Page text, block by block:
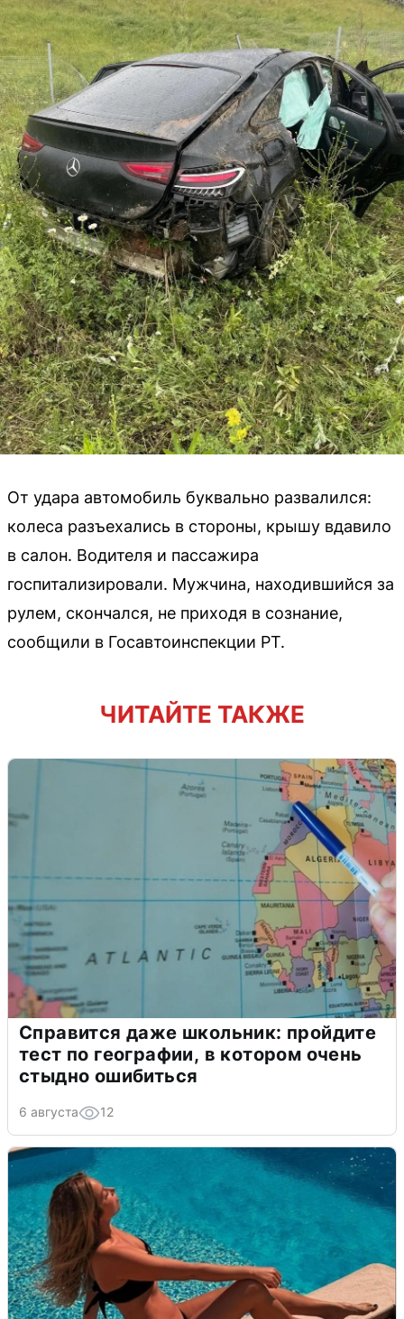
От удара автомобиль буквально развалился:
колеса разъехались в стороны, крышу вдавило
в салон. Водителя и пассажира
госпитализировали. Мужчина, находившийся за
рулем, скончался, не приходя в сознание,
сообщили в Госавтоинспекции РТ.
ЧИТАЙТЕ ТАКЖЕ
Справится даже школьник: пройдите
тест по географии, в котором очень
стыдно ошибиться
6 августа 12